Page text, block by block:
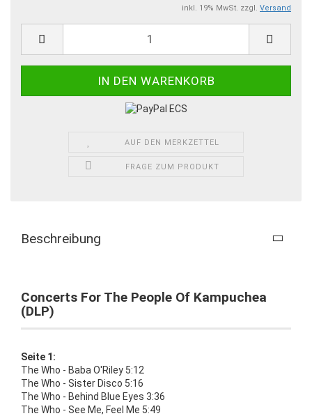
inkl. 19% MwSt. zzgl. Versand
AUF DEN MERKZETTEL
FRAGE ZUM PRODUKT
Beschreibung
Concerts For The People Of Kampuchea
(DLP)
Seite 1:
The Who - Baba O'Riley 5:12
The Who - Sister Disco 5:16
The Who - Behind Blue Eyes 3:36
The Who - See Me, Feel Me 5:49